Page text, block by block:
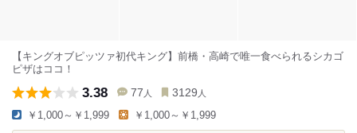
【キングオブピッツァ初代キング】前橋・高崎で唯一食べられるシカゴ
ピザはココ！
3.38 77 人 3129 人
￥1,000～￥1,999 ￥1,000～￥1,999